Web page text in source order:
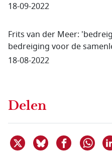
18-09-2022
Frits van der Meer:
bedreiging voor de
18-08-2022
Delen
Deel dit item op X
Deel dit item
Deel dit
Delen